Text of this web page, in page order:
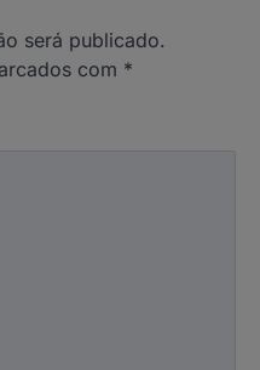
será publicado.
com *